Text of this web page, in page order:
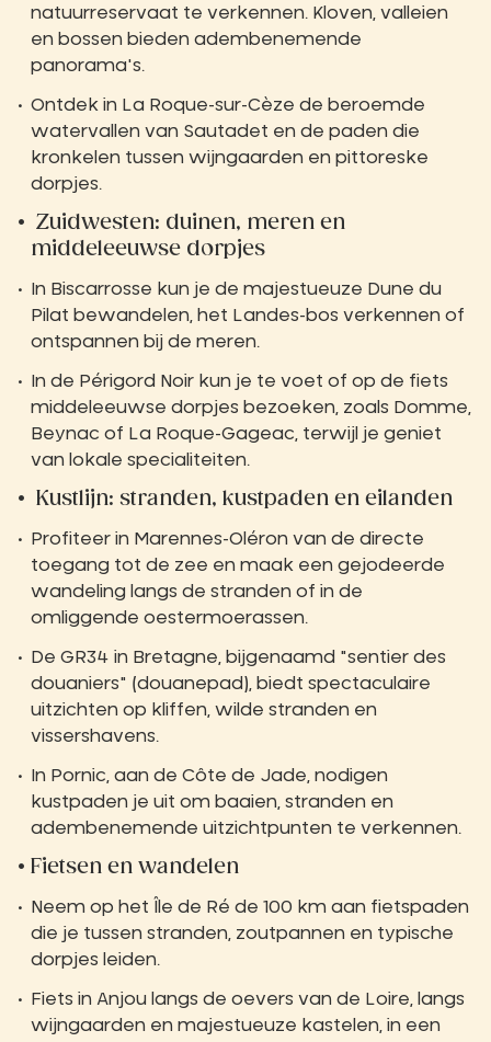
natuurreservaat te verkennen. Kloven, valleien
en bossen bieden adembenemende
panorama's.
Ontdek in La Roque-sur-Cèze de beroemde
watervallen van Sautadet en de paden die
kronkelen tussen wijngaarden en pittoreske
dorpjes.
Zuidwesten: duinen, meren en
middeleeuwse dorpjes
In Biscarrosse kun je de majestueuze Dune du
Pilat bewandelen, het Landes-bos verkennen of
ontspannen bij de meren.
In de Périgord Noir kun je te voet of op de fiets
middeleeuwse dorpjes bezoeken, zoals Domme,
Beynac of La Roque-Gageac, terwijl je geniet
van lokale specialiteiten.
Kustlijn: stranden, kustpaden en eilanden
Profiteer in Marennes-Oléron van de directe
toegang tot de zee en maak een gejodeerde
wandeling langs de stranden of in de
omliggende oestermoerassen.
De GR34 in Bretagne, bijgenaamd "sentier des
douaniers" (douanepad), biedt spectaculaire
uitzichten op kliffen, wilde stranden en
vissershavens.
In Pornic, aan de Côte de Jade, nodigen
kustpaden je uit om baaien, stranden en
adembenemende uitzichtpunten te verkennen.
Fietsen en wandelen
Neem op het Île de Ré de 100 km aan fietspaden
die je tussen stranden, zoutpannen en typische
dorpjes leiden.
Fiets in Anjou langs de oevers van de Loire, langs
wijngaarden en majestueuze kastelen, in een